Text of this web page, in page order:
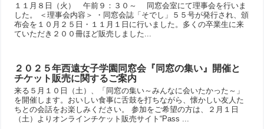
１１月８日（火） 午前９：３０～ 同窓会室にて理事会を行いま
した。 ＜理事会内容＞ ・同窓会誌「そでし」５５号が発行され、頒
布会を１０月２５日・１１月１日に行いました。多くの卒業生に来
ていただき２００冊ほど販売しました...
２０２５年西遠女子学園同窓会『同窓の集い』開催と
チケット販売に関するご案内
来る５月１０日（土）、「同窓の集い～みんなに会いたかった～」
を開催します。おいしい食事に舌鼓を打ちながら、懐かしい友人た
ちとの会話をお楽しみください。 参加をご希望の方は、２月１日
（土）よりオンラインチケット販売サイト“Pass ...